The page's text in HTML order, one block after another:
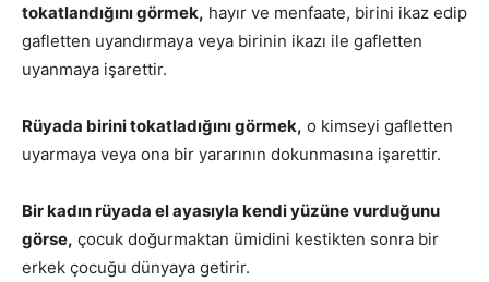
tokatlandığını görmek, hayır ve menfaate, birini ikaz edip
gafletten uyandırmaya veya birinin ikazı ile gafletten
uyanmaya işarettir.
Rüyada birini tokatladığını görmek, o kimseyi gafletten
uyarmaya veya ona bir yararının dokunmasına işarettir.
Bir kadın rüyada el ayasıyla kendi yüzüne vurduğunu
görse, çocuk doğurmaktan ümidini kestikten sonra bir
erkek çocuğu dünyaya getirir.